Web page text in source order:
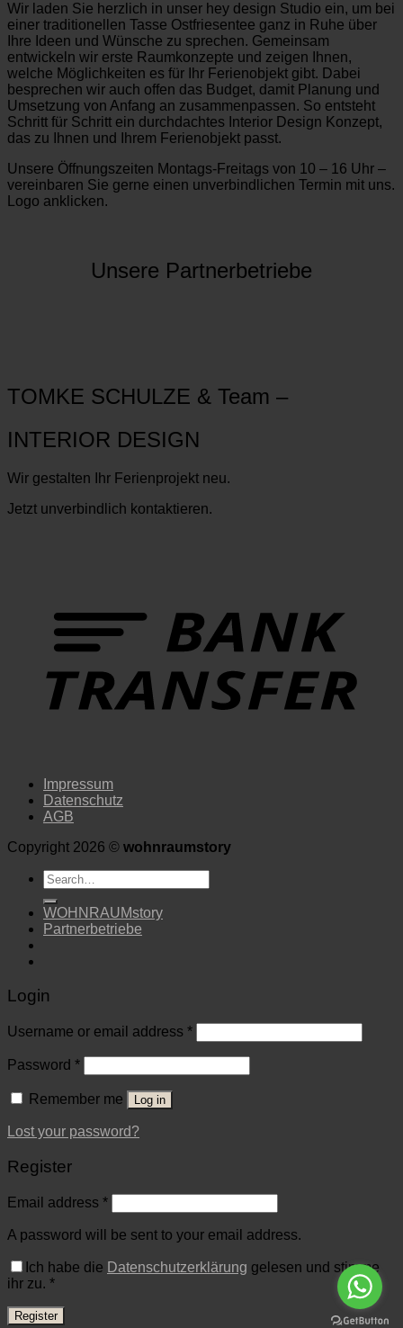
Wir laden Sie herzlich in unser hey design Studio ein, um bei
einer traditionellen Tasse Ostfriesentee ganz in Ruhe über
Ihre Ideen und Wünsche zu sprechen. Gemeinsam
entwickeln wir erste Raumkonzepte und zeigen Ihnen,
welche Möglichkeiten es für Ihr Ferienobjekt gibt. Dabei
besprechen wir auch offen das Budget, damit Planung und
Umsetzung von Anfang an zusammenpassen. So entsteht
Schritt für Schritt ein durchdachtes Interior Design Konzept,
das zu Ihnen und Ihrem Ferienobjekt passt.
Unsere Öffnungszeiten Montags-Freitags von 10 – 16 Uhr –
vereinbaren Sie gerne einen unverbindlichen Termin mit uns.
Logo anklicken.
Unsere Partnerbetriebe
TOMKE SCHULZE & Team –
INTERIOR DESIGN
Wir gestalten Ihr Ferienprojekt neu.
Jetzt unverbindlich kontaktieren.
Impressum
Datenschutz
AGB
Copyright 2026 © wohnraumstory
Search
for:
WOHNRAUMstory
Partnerbetriebe
Login
Username or email address *
Password *
Remember me Log in
Lost your password?
Register
Email address *
A password will be sent to your email address.
Ich habe die Datenschutzerklärung gelesen und stimme
ihr zu. *
Register